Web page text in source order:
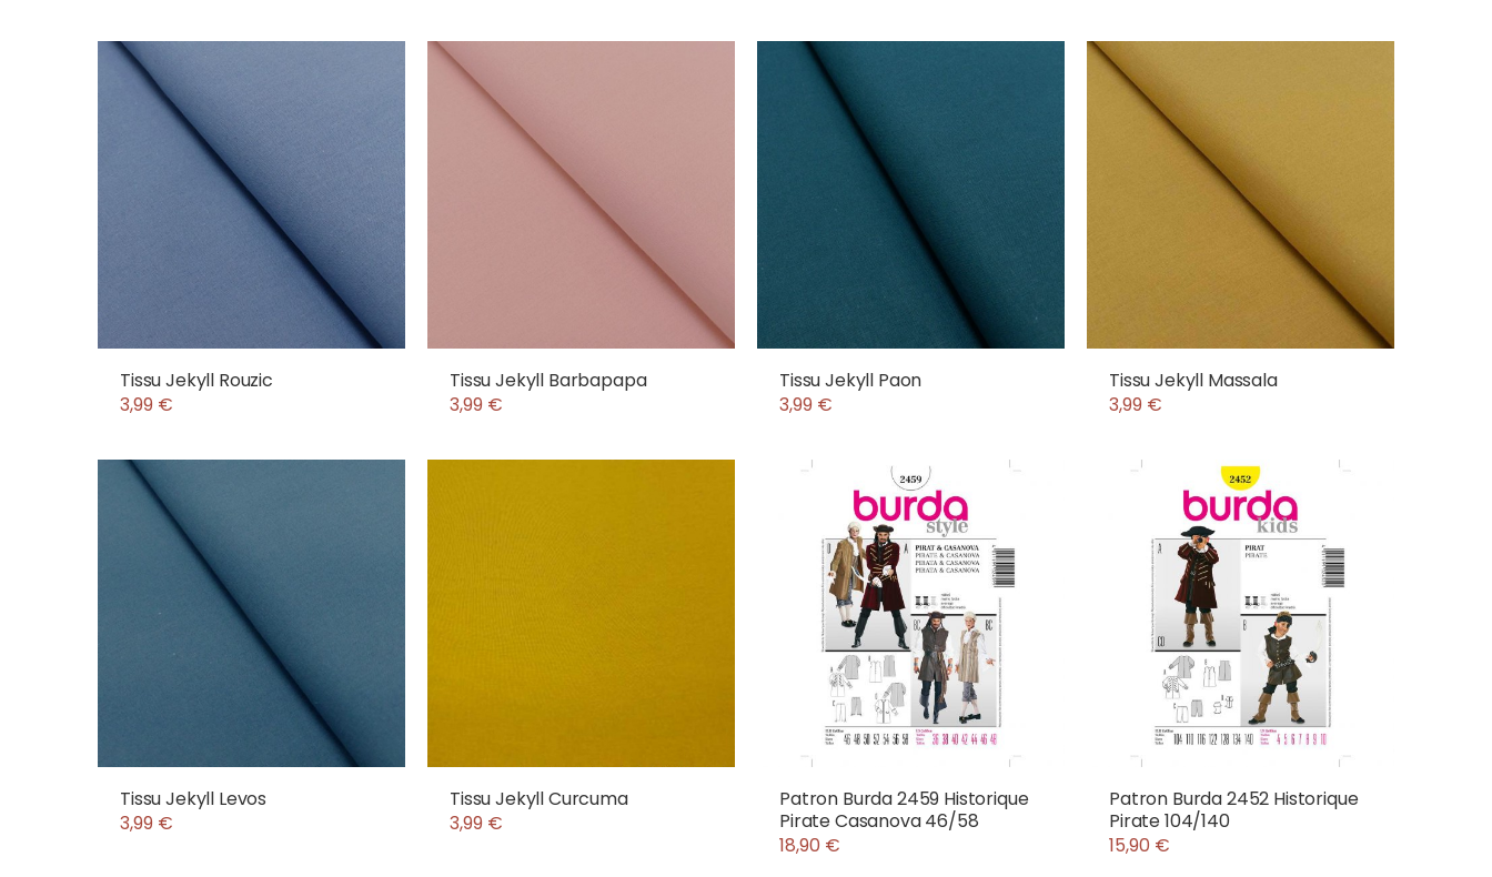
Tissu Jekyll Rouzic
3,99 €
Tissu Jekyll Barbapapa
3,99 €
Tissu Jekyll Paon
3,99 €
Tissu Jekyll Massala
3,99 €
Tissu Jekyll Levos
3,99 €
Tissu Jekyll Curcuma
3,99 €
Patron Burda 2459 Historique
Pirate Casanova 46/58
18,90 €
Patron Burda 2452 Historique
Pirate 104/140
15,90 €